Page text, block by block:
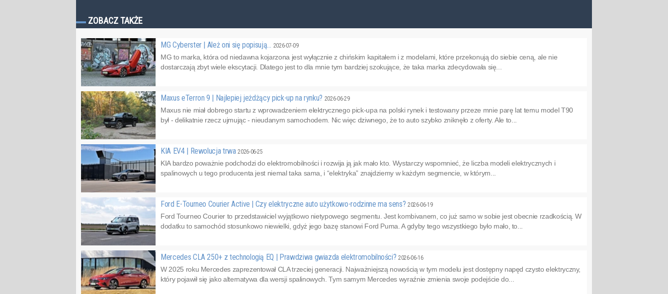
ZOBACZ TAKŻE
MG Cyberster | Ależ oni się popisują… 2026-07-09
MG to marka, która od niedawna kojarzona jest wyłącznie z chińskim kapitałem i z modelami, które przekonują do siebie ceną, ale nie
dostarczają zbyt wiele ekscytacji. Dlatego jest to dla mnie tym bardziej szokujące, że taka marka zdecydowała się...
Maxus eTerron 9 | Najlepiej jeżdżący pick-up na rynku? 2026-06-29
Maxus nie miał dobrego startu z wprowadzeniem elektrycznego pick-upa na polski rynek i testowany przeze mnie parę lat temu model T90
był - delikatnie rzecz ujmując - nieudanym samochodem. Nic więc dziwnego, że to auto szybko zniknęło z oferty. Ale to...
KIA EV4 | Rewolucja trwa2026-06-25
KIA bardzo poważnie podchodzi do elektromobilności i rozwija ją jak mało kto. Wystarczy wspomnieć, że liczba modeli elektrycznych i
spalinowych u tego producenta jest niemal taka sama, i “elektryka” znajdziemy w każdym segmencie, w którym...
Ford E-Tourneo Courier Active | Czy elektryczne auto użytkowo-rodzinne ma sens? 2026-06-19
Ford Tourneo Courier to przedstawiciel wyjątkowo nietypowego segmentu. Jest kombivanem, co już samo w sobie jest obecnie rzadkością. W
dodatku to samochód stosunkowo niewielki, gdyż jego bazę stanowi Ford Puma. A gdyby tego wszystkiego było mało, to...
Mercedes CLA 250+ z technologią EQ | Prawdziwa gwiazda elektromobilności?2026-06-16
W 2025 roku Mercedes zaprezentował CLA trzeciej generacji. Najważniejszą nowością w tym modelu jest dostępny napęd czysto elektryczny,
który pojawił się jako alternatywa dla wersji spalinowych. Tym samym Mercedes wyraźnie zmienia swoje podejście do...